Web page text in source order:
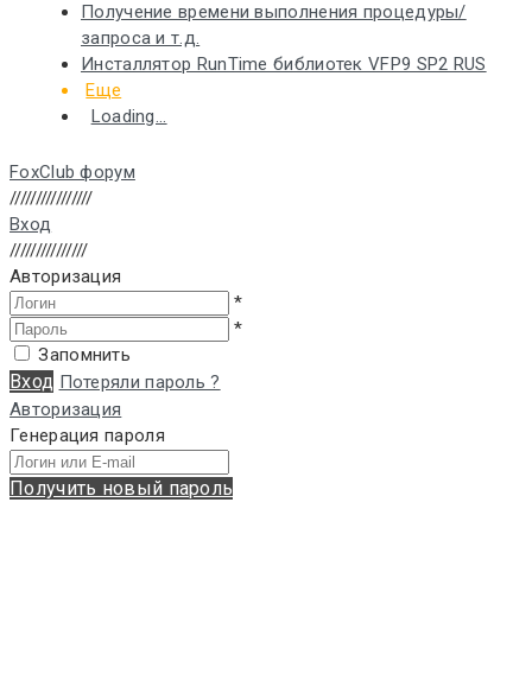
Получение времени выполнения процедуры/
запроса и т.д.
Инсталлятор RunTime библиотек VFP9 SP2 RUS
Еще
Loading...
FoxClub форум
////////////////
Вход
///////////////
Авторизация
*
*
Запомнить
Вход Потеряли пароль ?
Авторизация
Генерация пароля
Получить новый пароль